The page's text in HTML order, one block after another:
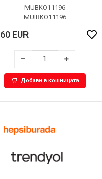
MUBKO11196
MUIBKO11196
EUR
Добави в кошницата